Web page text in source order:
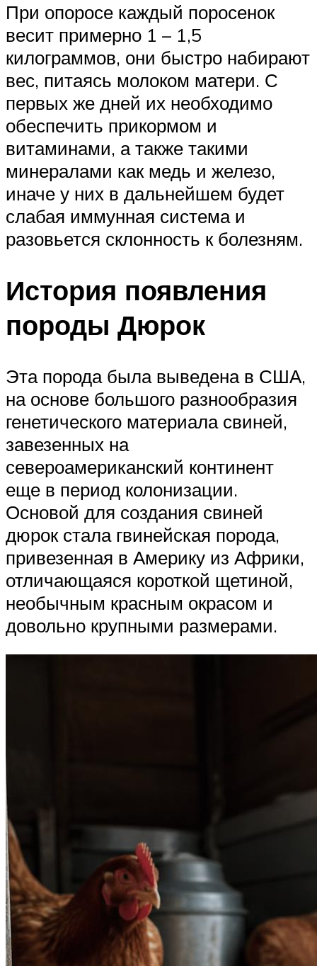
При опоросе каждый поросенок
весит примерно 1 – 1,5
килограммов, они быстро набирают
вес, питаясь молоком матери. С
первых же дней их необходимо
обеспечить прикормом и
витаминами, а также такими
минералами как медь и железо,
иначе у них в дальнейшем будет
слабая иммунная система и
разовьется склонность к болезням.
История появления
породы Дюрок
Эта порода была выведена в США,
на основе большого разнообразия
генетического материала свиней,
завезенных на
североамериканский континент
еще в период колонизации.
Основой для создания свиней
дюрок стала гвинейская порода,
привезенная в Америку из Африки,
отличающаяся короткой щетиной,
необычным красным окрасом и
довольно крупными размерами.